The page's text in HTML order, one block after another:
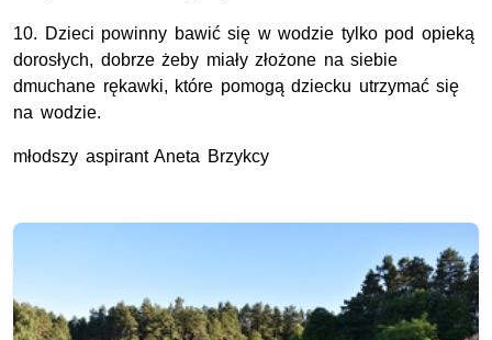
10. Dzieci powinny bawić się w wodzie tylko pod opieką
dorosłych, dobrze żeby miały złożone na siebie
dmuchane rękawki, które pomogą dziecku utrzymać się
na wodzie.
młodszy aspirant Aneta Brzykcy